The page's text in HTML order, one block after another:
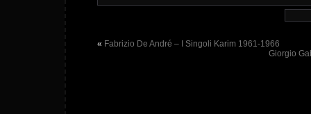
« Fabrizio De André – I Singoli Karim 1961-1966
Giorgio